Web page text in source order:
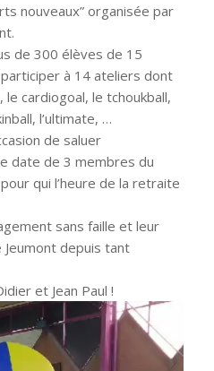
nouveaux” organisée par
de 300 élèves de 15
à 14 ateliers dont
cardiogoal, le tchoukball,
l’ultimate, …
de saluer
date de 3 membres du
qui l’heure de la retraite
sans faille et leur
Jeumont depuis tant
et Jean Paul !